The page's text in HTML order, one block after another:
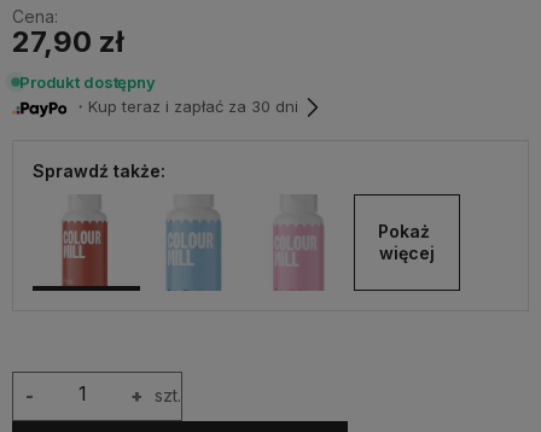
Cena:
27,90 zł
Produkt dostępny
・Kup teraz i zapłać za 30 dni
Sprawdź także:
Pokaż
więcej
+
- szt.